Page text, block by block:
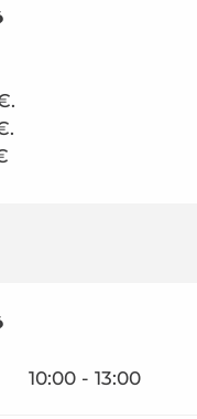
August 2026
10:00 - 13:00